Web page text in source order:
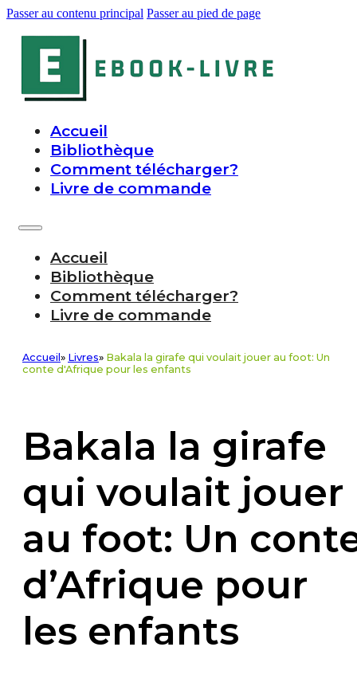
Passer au contenu principal Passer au pied de page
Accueil
Bibliothèque
Comment télécharger?
Livre de commande
Accueil
Bibliothèque
Comment télécharger?
Livre de commande
Accueil » Livres» Bakala la girafe qui voulait jouer au foot: Un
conte d'Afrique pour les enfants
Bakala la girafe
qui voulait jouer
au foot: Un
d’Afrique pour
les enfants